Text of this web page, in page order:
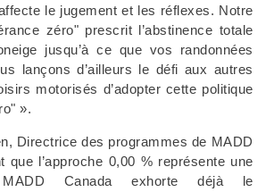
le jugement et les réflexes. Notre
zéro" prescrit l’abstinence totale
jusqu’à ce que vos randonnées
lançons d’ailleurs le défi aux autres
motorisés d’adopter cette politique
».
Directrice des programmes de MADD
que l’approche 0,00 % représente une
Canada exhorte déjà le